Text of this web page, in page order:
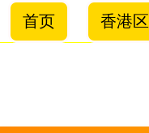
首页 香港区